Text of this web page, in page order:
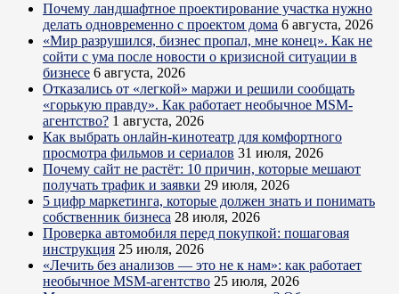
Почему ландшафтное проектирование участка нужно
делать одновременно с проектом дома 6 августа, 2026
«Мир разрушился, бизнес пропал, мне конец». Как не
сойти с ума после новости о кризисной ситуации в
бизнесе 6 августа, 2026
Отказались от «легкой» маржи и решили сообщать
«горькую правду». Как работает необычное MSM-
агентство? 1 августа, 2026
Как выбрать онлайн-кинотеатр для комфортного
просмотра фильмов и сериалов 31 июля, 2026
Почему сайт не растёт: 10 причин, которые мешают
получать трафик и заявки 29 июля, 2026
5 цифр маркетинга, которые должен знать и понимать
собственник бизнеса 28 июля, 2026
Проверка автомобиля перед покупкой: пошаговая
инструкция 25 июля, 2026
«Лечить без анализов — это не к нам»: как работает
необычное MSM-агентство 25 июля, 2026